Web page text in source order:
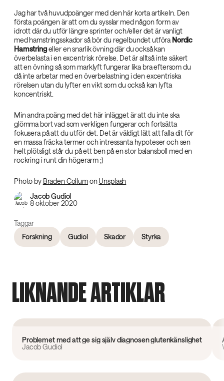
Jag har två huvudpoänger med den här korta artikeln. Den
första poängen är att om du sysslar med någon form av
idrott där du utför längre sprinter och/eller det är vanligt
med hamstringsskador så bör du regelbundet utföra Nordic
Hamstring‌eller en snarlik övning där du också kan
överbelasta i en excentrisk rörelse. Det är alltså inte säkert
att en övning så som marklyft fungerar lika bra eftersom du
då inte arbetar med en överbelastning i den excentriska
rörelsen utan du lyfter en vikt som du också kan lyfta
koncentriskt.
Min andra poäng med det här inlägget är att du inte ska
glömma bort vad som verkligen fungerar och fortsätta
fokusera på att du utför det. Det är väldigt lätt att falla dit för
en massa fräcka termer och intressanta hypoteser och sen
helt plötsligt står du på ett ben på en stor balansboll med en
rockring i runt din högerarm ;)
Photo by Braden CollumonUnsplash
Jacob Gudiol
8 oktober 2020
Taggar
Forskning
Gudiol Skador Styrka
LIKNANDE ARTIKLAR
Problemet med att ge sig själv diagnosen glutenkänslighet
Jacob Gudiol